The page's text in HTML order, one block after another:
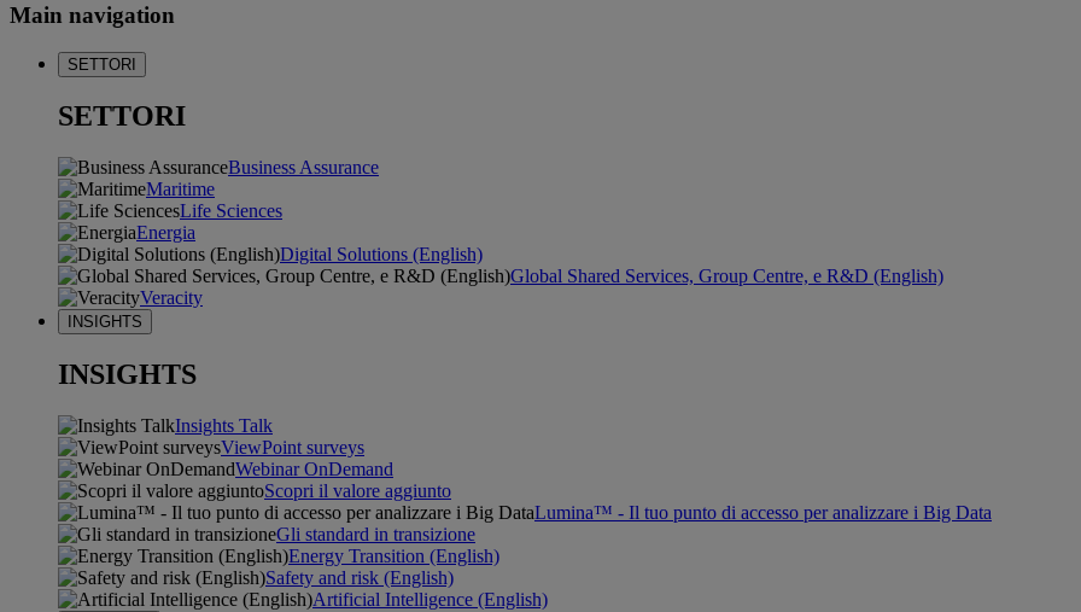
Main navigation
SETTORI
SETTORI
Business Assurance
Maritime
Life Sciences
Energia
Digital Solutions (English)
Global Shared Services, Group Centre, e R&D (English)
Veracity
INSIGHTS
INSIGHTS
Insights Talk
ViewPoint surveys
Webinar OnDemand
Scopri il valore aggiunto
Lumina™ - Il tuo punto di accesso per analizzare i Big Data
Gli standard in transizione
Energy Transition (English)
Safety and risk (English)
Artificial Intelligence (English)